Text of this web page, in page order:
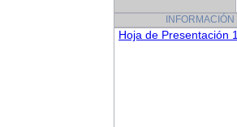
INFORMACIÓN
Hoja de Presentación 1